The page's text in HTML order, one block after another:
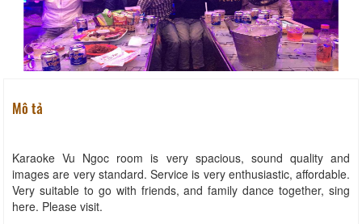
Mô tả
Karaoke Vu Ngoc room is very spacious, sound quality and
images are very standard. Service is very enthusiastic, affordable.
Very suitable to go with friends, and family dance together, sing
here. Please visit.